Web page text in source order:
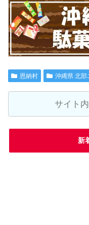
恩納村 沖縄県 北部
新